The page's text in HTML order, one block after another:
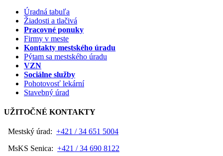
Úradná tabuľa
Žiadosti a tlačivá
Pracovné ponuky
Firmy v meste
Kontakty mestského úradu
Pýtam sa mestského úradu
VZN
Sociálne služby
Pohotovosť lekární
Stavebný úrad
UŽITOČNÉ KONTAKTY
Mestský úrad: +421 / 34 651 5004
MsKS Senica: +421 / 34 690 8122